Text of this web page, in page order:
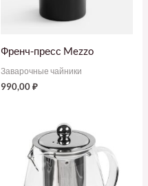
Френч-пресс Mezzo
Заварочные чайники
990,00₽